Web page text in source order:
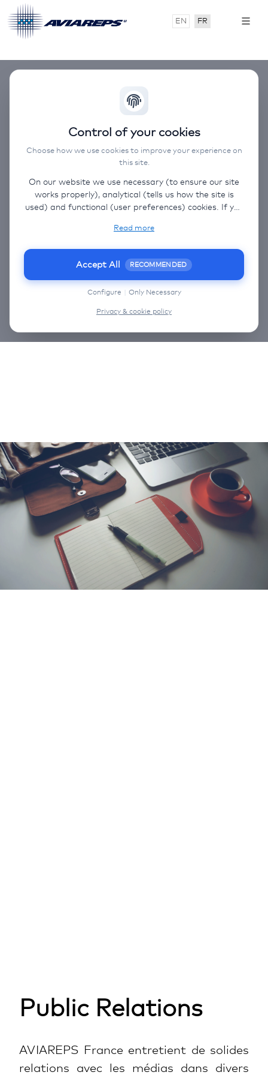
Control of your cookies
Choose how we use cookies to improve your experience on
this site.
On our website we use necessary (to ensure our site
works properly), analytical (tells us how the site is
used) and functional (user preferences) cookies. If you
(non-EU) countries. On our website, we provide links
their own cookies, privacy policy, and terms. For more
information on the cookies that we use, choose
“Configure” below.
Read more
Accept All RECOMMENDED
Configure Only Necessary
Privacy & cookie policy
EN FR
Public Relations
AVIAREPS France entretient de solides
relations avec les médias dans divers